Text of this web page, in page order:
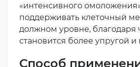
«интенсивного
поддерживать клеточный
должном уровне, благодаря
становится более упругой
Способ